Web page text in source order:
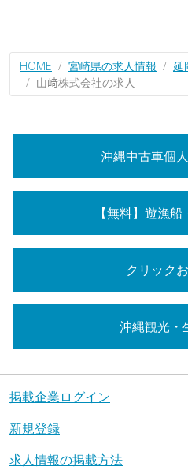
HOME 宮崎県の求人情報
延
山﨑株式会社の求人
沖縄中古車個
【無料】遊漁
クリック
沖縄観光・
掲載企業ログイン
新規登録
求人情報の掲載方法